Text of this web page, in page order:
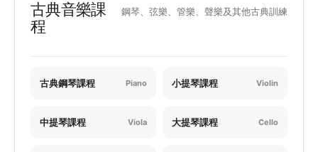
古典音樂課
程
鋼琴、弦樂、管樂、聲樂及其他古典訓練
古典鋼琴課程 Piano 小提琴課程 Violin
中提琴課程 Viola 大提琴課程 Cello